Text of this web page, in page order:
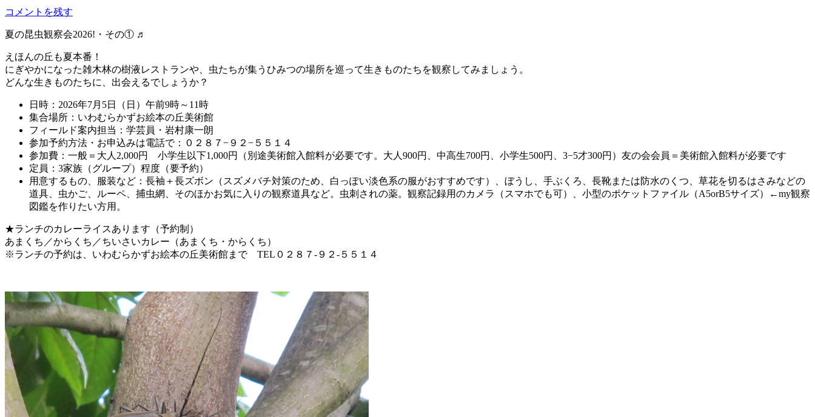
コメントを残す
夏の昆虫観察会2026!・その① ♬
えほんの丘も夏本番！
にぎやかになった雑木林の樹液レストランや、虫たちが集うひみつの場所を巡って生きものたちを観察してみましょう。
どんな生きものたちに、出会えるでしょうか？
日時：2026年7月5日（日）午前9時～11時
集合場所：いわむらかずお絵本の丘美術館
フィールド案内担当：学芸員・岩村康一朗
参加予約方法・お申込みは電話で：０２８７−９２−５５１４
参加費：一般＝大人2,000円 小学生以下1,000円（別途美術館入館料が必要です。大人900円、中高生700円、小学生500円、3−5才300円）友の会会員＝美術館入館料が必要です
定員：3家族（グループ）程度（要予約）
用意するもの、服装など：長袖＋長ズボン（スズメバチ対策のため、白っぽい淡色系の服がおすすめです）、ぼうし、手ぶくろ、長靴または防水のくつ、草花を切るはさみなどの
道具、虫かご、ルーペ、捕虫網、そのほかお気に入りの観察道具など。虫刺されの薬。観察記録用のカメラ（スマホでも可）、小型のポケットファイル（A5orB5サイズ）←my観察
図鑑を作りたい方用。
★ランチのカレーライスあります（予約制）
あまくち／からくち／ちいさいカレー（あまくち・からくち）
※ランチの予約は、いわむらかずお絵本の丘美術館まで TEL０２８７-９２-５５１４